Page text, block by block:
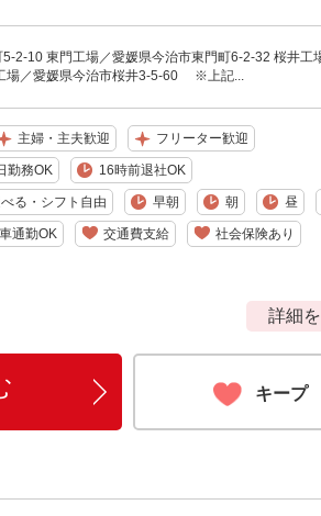
2-10 東門工場／愛媛県今治市東門町6-2-32 桜井工
場／愛媛県今治市桜井3-5-60 ※上記...
主婦・主夫歓迎 フリーター歓迎
勤務OK 16時前退社OK
る・シフト自由 早朝 朝 昼
車通勤OK 交通費支給 社会保険あり
詳細
キープ